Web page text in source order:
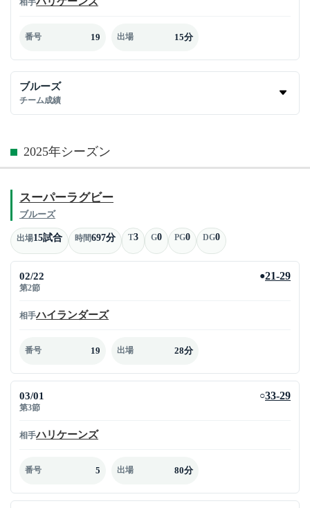
相手
番号 19 出場 15分
ブルーズ
チーム成績
2025年シーズン
スーパーラグビー
ブルーズ
出場15試合 時間697分 T3 G0 PG0 DG0
02/22
第2節
●21-29
相手ハイランダーズ
番号 19 出場 28分
03/01
第3節
○33-29
相手ハリケーンズ
番号 5 出場 80分